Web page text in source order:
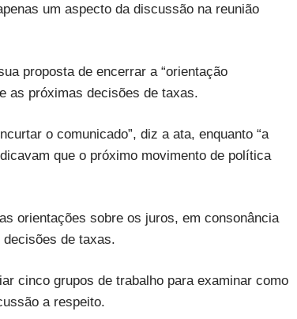
um aspecto da discussão na reunião
proposta de encerrar a “orientação
as próximas decisões de taxas.
o comunicado”, diz a ata, enquanto “a
que o próximo movimento de política
orientações sobre os juros, em consonância
de taxas.
cinco grupos de trabalho para examinar como
a respeito.